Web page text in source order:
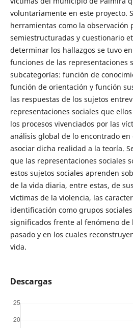
voluntariamente en este proyecto.
herramientas como la observación
semiestructuradas y cuestionario
determinar los hallazgos se tuvo
funciones de las representaciones
subcategorías: función de
función de orientación y función
las respuestas de los sujetos
representaciones sociales que
los procesos vivenciados por las
análisis global de lo encontrado
asociar dicha realidad a la teoría.
que las representaciones sociales
estos sujetos sociales aprenden
de la vida diaria, entre estas, de
víctimas de la violencia, las
identificación como grupos
significados frente al fenómeno de
pasado y en los cuales
vida.
Descargas